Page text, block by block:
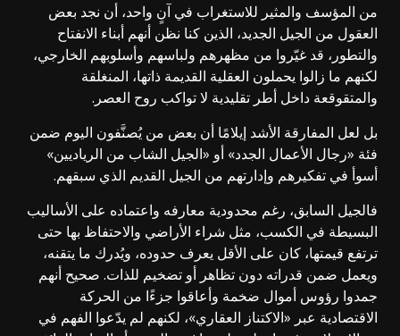
من المؤسف والمثير للاستغراب في آنٍ واحد، أن نجد بعض
العقول من الجيل الجديد، الذين كنا نظن أنهم أبناء الانفتاح
والتطور، قد غيّروا من مظهرهم ولباسهم وأسلوبهم الخارجي،
لكنهم ما زالوا يحملون العقلية القديمة ذاتها، المنغلقة
والمتقوقعة داخل أطر تقليدية لا تواكب روح العصر.
بل لعل المفارقة الأشد إيلامًا أن بعض من يُصنَّفون اليوم ضمن
فئة «رجال الأعمال الجدد» أو «الجيل الشاب من الرياديين»
أسوأ في تفكيرهم وإدارتهم من الجيل القديم الذي سبقهم.
فالجيل السابق، رغم محدودية معارفه واعتماده على الأساليب
البسيطة في الكسب، مثل شراء الأراضي والاحتفاظ بها حتى
ترتفع قيمتها، كان على الأقل يعرف حدوده، ويُدرك ما يتقنه،
ويعمل ضمن قدراته دون تظاهر أو تضخيم للذات. صحيح أنهم
جمدوا رؤوس أموال ضخمة وأعاقوا جزءًا من الحركة
الاقتصادية عبر «الاكتناز العقاري»، لكنهم لم يدّعوا الفهم في